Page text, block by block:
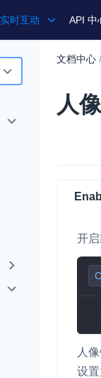
实时互动 API 中
文档中心 /
人
开启
人
设